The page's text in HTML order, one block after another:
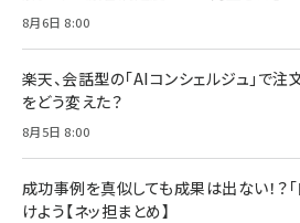
8月6日 8:00
楽天、会話型の「AIコンシェルジュ」で
をどう変えた？
8月5日 8:00
成功事例を真似しても成果は出ない！？
けよう【ネッ担まとめ】